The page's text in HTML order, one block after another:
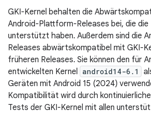
GKI-Kernel behalten die
Android-Plattform-Releases bei, die die
unterstützt haben. Außerdem sind die
Releases abwärtskompatibel mit GKI-
früheren Releases. Sie können den für
entwickelten Kernel
android14-6.1
Geräten mit Android 15 (2024)
Kompatibilität wird durch
Tests der GKI-Kernel mit allen